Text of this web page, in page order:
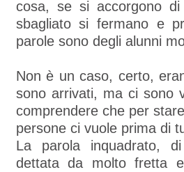
cosa, se si accorgono
sbagliato si fermano e
parole sono degli alunni
Non è un caso, certo,
sono arrivati, ma ci sono
comprendere che per
persone ci vuole prima di
La parola inquadrato,
dettata da molto fretta